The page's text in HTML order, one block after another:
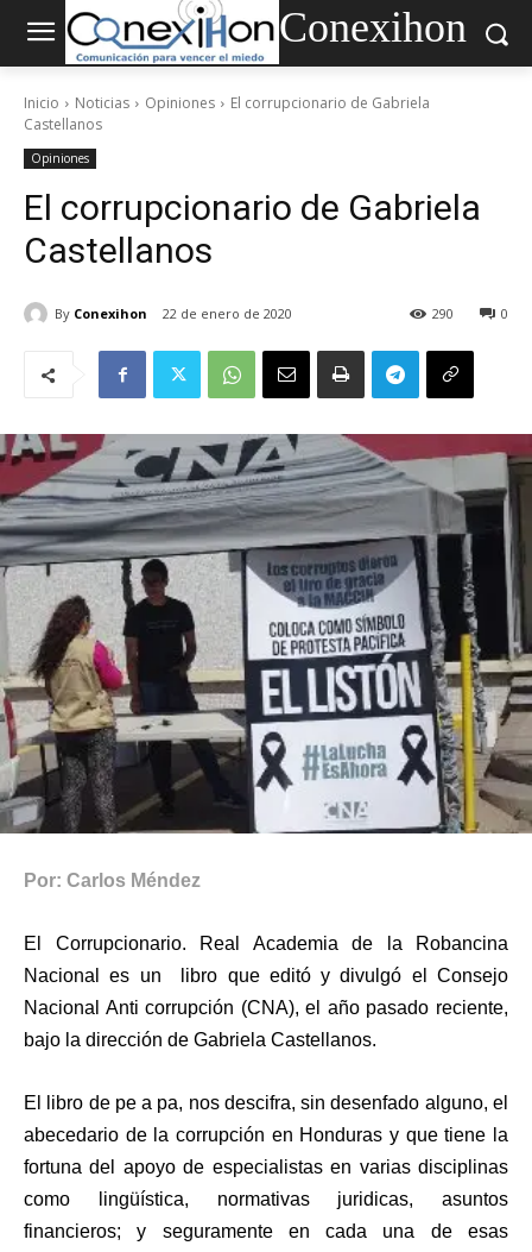
Conexihon
Inicio Noticias Opiniones
El corrupcionario de Gabriela
Castellanos
Opiniones
El corrupcionario de Gabriela
Castellanos
By Conexihon 22 de enero de 2020 0
290
Por: Carlos Méndez
El Corrupcionario. Real Academia de la Robancina
Nacional es un libro que editó y divulgó el Consejo
Nacional Anti corrupción (CNA), el año pasado reciente,
bajo la dirección de Gabriela Castellanos.
El libro de pe a pa, nos descifra, sin desenfado alguno, el
abecedario de la corrupción en Honduras y que tiene la
fortuna del apoyo de especialistas en varias disciplinas
como lingüística, normativas juridicas, asuntos
financieros; y seguramente en cada una de esas